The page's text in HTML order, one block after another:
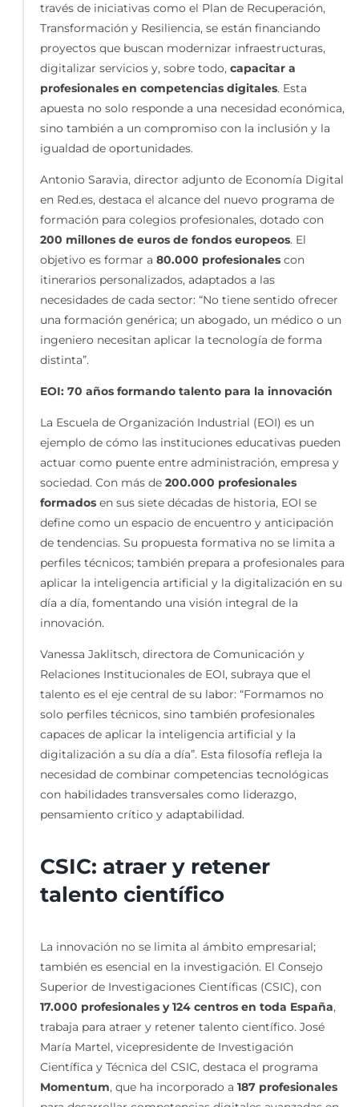
través de iniciativas como el Plan de Recuperación,
Transformación y Resiliencia, se están financiando
proyectos que buscan modernizar infraestructuras,
digitalizar servicios y, sobre todo, capacitar a
profesionales en competencias digitales. Esta
apuesta no solo responde a una necesidad económica,
sino también a un compromiso con la inclusión y la
igualdad de oportunidades.
Antonio Saravia, director adjunto de Economía Digital
en Red.es, destaca el alcance del nuevo programa de
formación para colegios profesionales, dotado con
200 millones de euros de fondos europeos. El
objetivo es formar a 80.000 profesionales con
itinerarios personalizados, adaptados a las
necesidades de cada sector: “No tiene sentido ofrecer
una formación genérica; un abogado, un médico o un
ingeniero necesitan aplicar la tecnología de forma
distinta”.
EOI: 70 años formando talento para la innovación
La Escuela de Organización Industrial (EOI) es un
ejemplo de cómo las instituciones educativas pueden
actuar como puente entre administración, empresa y
sociedad. Con más de 200.000 profesionales
formados en sus siete décadas de historia, EOI se
define como un espacio de encuentro y anticipación
de tendencias. Su propuesta formativa no se limita a
perfiles técnicos; también prepara a profesionales para
aplicar la inteligencia artificial y la digitalización en su
día a día, fomentando una visión integral de la
innovación.
Vanessa Jaklitsch, directora de Comunicación y
Relaciones Institucionales de EOI, subraya que el
talento es el eje central de su labor: “Formamos no
solo perfiles técnicos, sino también profesionales
capaces de aplicar la inteligencia artificial y la
digitalización a su día a día”. Esta filosofía refleja la
necesidad de combinar competencias tecnológicas
con habilidades transversales como liderazgo,
pensamiento crítico y adaptabilidad.
CSIC: atraer y retener
talento científico
La innovación no se limita al ámbito empresarial;
también es esencial en la investigación. El Consejo
Superior de Investigaciones Científicas (CSIC), con
17.000 profesionales y 124 centros en toda España,
trabaja para atraer y retener talento científico. José
María Martel, vicepresidente de Investigación
Científica y Técnica del CSIC, destaca el programa
Momentum, que ha incorporado a 187 profesionales